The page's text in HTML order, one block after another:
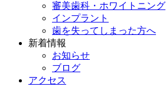
審美歯科・ホワイトニング
インプラント
歯を失ってしまった方へ
新着情報
お知らせ
ブログ
アクセス